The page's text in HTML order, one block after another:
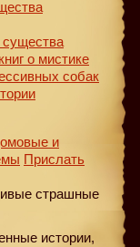
о мистике
собак
и
Прислать
страшные
истории,